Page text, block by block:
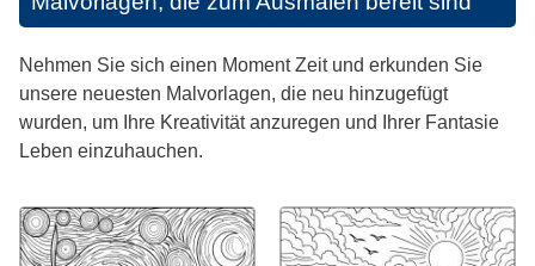
Nehmen Sie sich einen Moment Zeit und erkunden Sie
unsere neuesten Malvorlagen, die neu hinzugefügt
wurden, um Ihre Kreativität anzuregen und Ihrer Fantasie
Leben einzuhauchen.